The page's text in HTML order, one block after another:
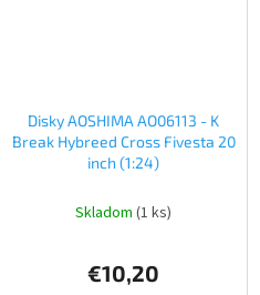
Disky AOSHIMA AO06113 - K
Break Hybreed Cross Fivesta 20
inch (1:24)
Skladom (1 ks)
€10,20